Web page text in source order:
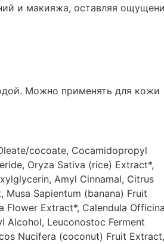
и макияжа, оставляя
Можно применять для кожи
cocoate, Cocamidopropyl
Oryza Sativa (rice) Extract*,
Amyl Cinnamal, Citrus
Sapientum (banana) Fruit
Flower Extract*, Calendula
Alcohol, Leuconostoc Ferment
Nucifera (coconut) Fruit Extract,